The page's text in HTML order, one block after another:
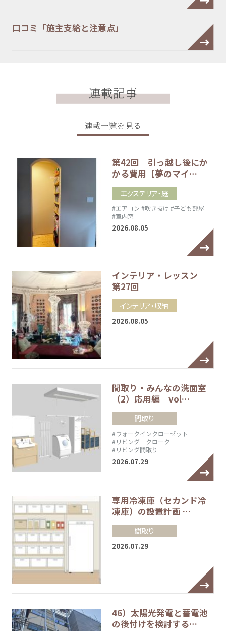
口コミ「施主支給と注意点」
連載記事
連載一覧を見る
第42回 引っ越し後にか
かる費用【夢のマイ…
エクステリア・庭
#エアコン #吹き抜け #子ども部屋
#室内窓
2026.08.05
インテリア・レッスン
第27回
インテリア・収納
2026.08.05
間取り・みんなの洗面室
（2）応用編 vol…
間取り
#ウォークインクローゼット
#リビング クローク
#リビング間取り
2026.07.29
専用冷凍庫（セカンド冷
凍庫）の設置計画 …
間取り
2026.07.29
46）太陽光発電と蓄電池
の後付けを検討する…